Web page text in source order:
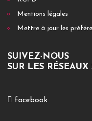
Mentions légales
Mettre à jour les
SUIVEZ-NOUS
SUR LES RÉSEAUX
facebook